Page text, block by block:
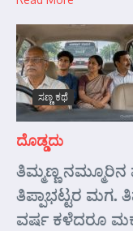
ಸಣ್ಣ ಕಥೆ
ದೊಡ್ಡದು
ತಿಮ್ಮಣ್ಣ ನಮ್ಮೂರಿನ
ತಿಪ್ಪಾಭಟ್ಟರ ಮಗ.
ವರ್ಷ ಕಳೆದರೂ